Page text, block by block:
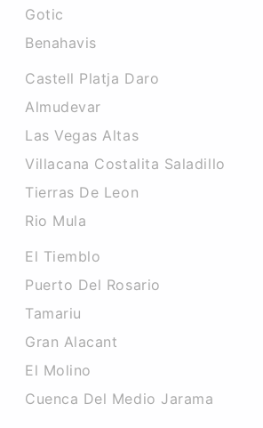
Gotic
Benahavis
Castell Platja Daro
Almudevar
Las Vegas Altas
Villacana Costalita Saladillo
Tierras De Leon
Rio Mula
El Tiemblo
Puerto Del Rosario
Tamariu
Gran Alacant
El Molino
Cuenca Del Medio Jarama